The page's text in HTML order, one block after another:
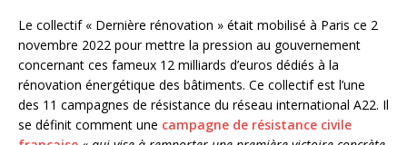
Le collectif « Dernière rénovation » était mobilisé à Paris ce 2
novembre 2022 pour mettre la pression au gouvernement
concernant ces fameux 12 milliards d’euros dédiés à la
rénovation énergétique des bâtiments. Ce collectif est l’une
des 11 campagnes de résistance du réseau international A22. Il
se définit comment une campagne de résistance civile